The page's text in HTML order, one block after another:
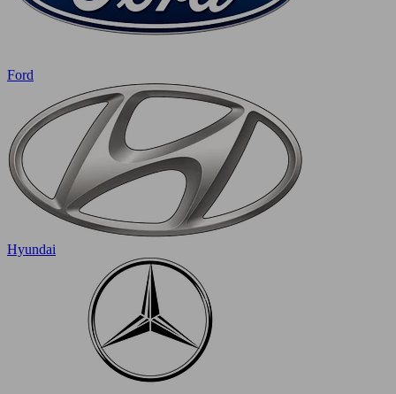
Ford
Hyundai